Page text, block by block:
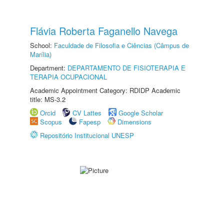
Flávia Roberta Faganello Navega
School: Faculdade de Filosofia e Ciências (Câmpus de
Marília)
Department: DEPARTAMENTO DE FISIOTERAPIA E
TERAPIA OCUPACIONAL
Academic Appointment Category: RDIDP Academic
title: MS-3.2
Orcid
CV Lattes
Google Scholar
Scopus
Fapesp
Dimensions
Repositório Institucional UNESP